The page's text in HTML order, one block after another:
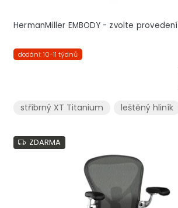
HermanMiller EMBODY - zvolte provedení
dodání: 10-11 týdnů
stříbrný XT Titanium leštěný hliník
ZDARMA